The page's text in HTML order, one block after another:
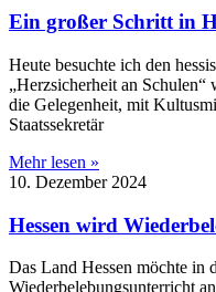
Ein großer Schritt in
Heute besuchte ich den
„Herzsicherheit an
die Gelegenheit, mit
Staatssekretär
Mehr lesen »
10. Dezember 2024
Hessen wird
Das Land Hessen möchte in
Wiederbelebungsunterricht